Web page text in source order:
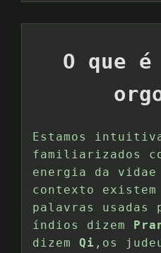
O que
Estamos
familiarizados
energia da vidae
contexto
palavras usadas
índios dizem
dizem Qi ,os